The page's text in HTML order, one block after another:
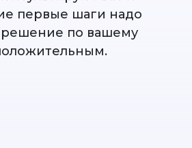
первые шаги надо
решение по вашему